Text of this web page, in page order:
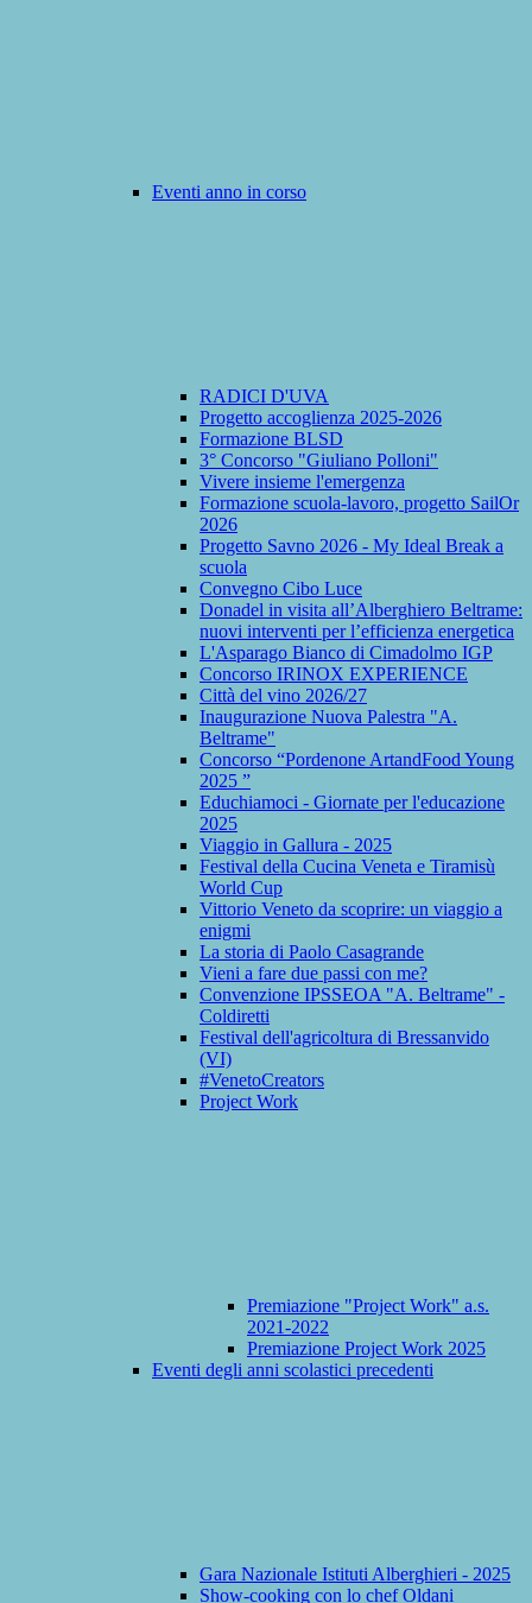
Eventi anno in corso
RADICI D'UVA
Progetto accoglienza 2025-2026
Formazione BLSD
3° Concorso "Giuliano Polloni"
Vivere insieme l'emergenza
Formazione scuola-lavoro, progetto SailOr
2026
Progetto Savno 2026 - My Ideal Break a
scuola
Convegno Cibo Luce
Donadel in visita all’Alberghiero Beltrame:
nuovi interventi per l’efficienza energetica
L'Asparago Bianco di Cimadolmo IGP
Concorso IRINOX EXPERIENCE
Città del vino 2026/27
Inaugurazione Nuova Palestra "A.
Beltrame"
Concorso “Pordenone ArtandFood Young
2025 ”
Educhiamoci - Giornate per l'educazione
2025
Viaggio in Gallura - 2025
Festival della Cucina Veneta e Tiramisù
World Cup
Vittorio Veneto da scoprire: un viaggio a
enigmi
La storia di Paolo Casagrande
Vieni a fare due passi con me?
Convenzione IPSSEOA "A. Beltrame" -
Coldiretti
Festival dell'agricoltura di Bressanvido
(VI)
#VenetoCreators
Project Work
Premiazione "Project Work" a.s.
2021-2022
Premiazione Project Work 2025
Eventi degli anni scolastici precedenti
Gara Nazionale Istituti Alberghieri - 2025
Show-cooking con lo chef Oldani